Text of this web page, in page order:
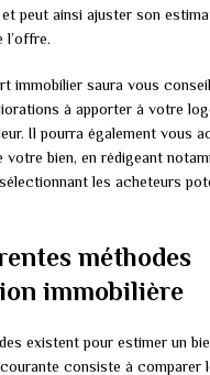
peut ainsi ajuster son
l’offre.
immobilier saura vous
à apporter à votre
Il pourra également vous
votre bien, en rédigeant
les acheteurs
méthodes
immobilière
existent pour estimer un
consiste à comparer